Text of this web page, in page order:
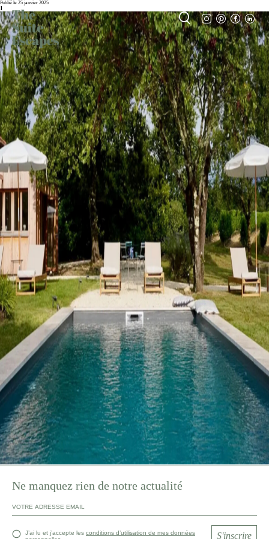
Publié le 25 janvier 2025
1
Ne manquez rien de notre actualité
J’ai lu et j’accepte les conditions d’utilisation de mes données
S'inscrire